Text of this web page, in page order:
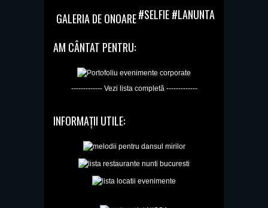
GALERIA DE ONOARE#SELFIE #LANUNTA
AM CÂNTAT PENTRU:
------------- Vezi lista completă -------------
INFORMAȚII UTILE: